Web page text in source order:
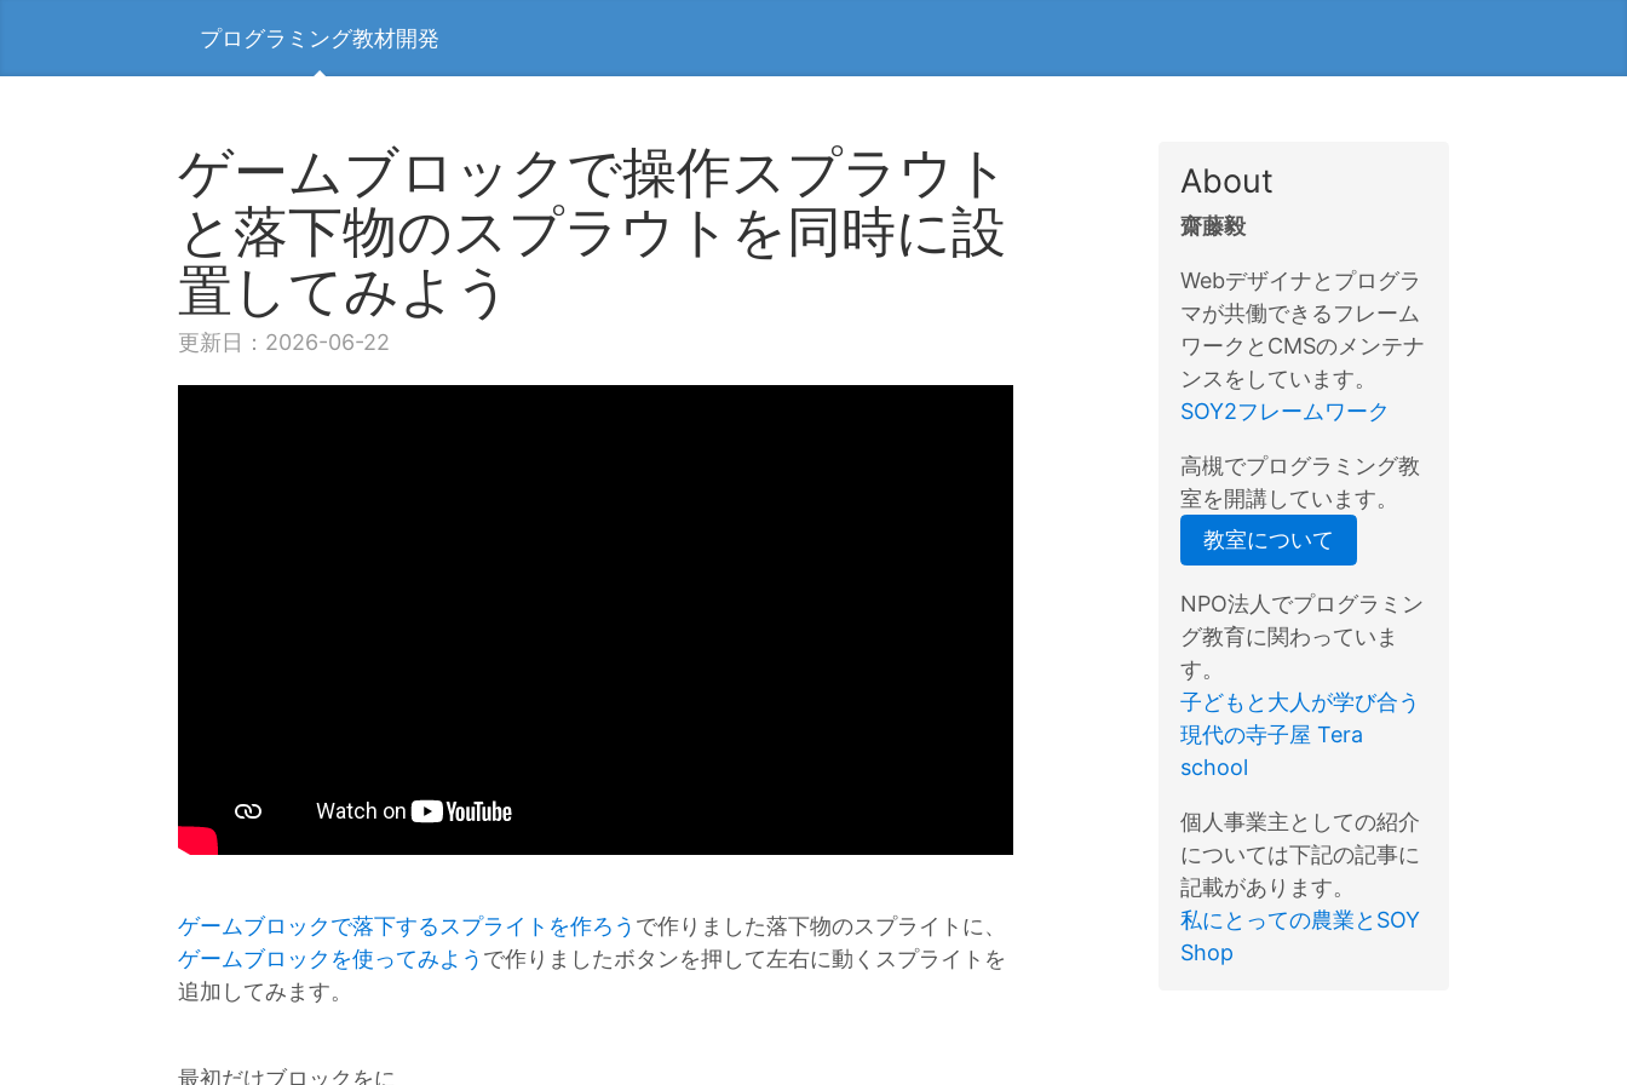
プログラミング教材開発
ゲームブロックで操作スプラウト
と落下物のスプラウトを同時に設
置してみよう
更新日：2026-06-22
ゲームブロックで落下するスプライトを作ろう で作りました落下物のスプライトに、
ゲームブロックを使ってみよう で作りましたボタンを押して左右に動くスプライトを
追加してみます。
最初だけブロックをに
About
齋藤毅
Webデザイナとプログラ
マが共働できるフレーム
ワークとCMSのメンテナ
ンスをしています。
SOY2フレームワーク
高槻でプログラミング教
室を開講しています。
教室について
NPO法人でプログラミン
グ教育に関わっていま
す。
子どもと大人が学び合う
現代の寺子屋 Tera
school
個人事業主としての紹介
については下記の記事に
記載があります。
私にとっての農業とSOY
Shop